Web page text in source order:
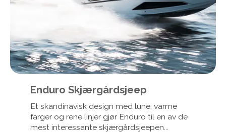
Enduro Skjærgårdsjeep
Et skandinavisk design med lune, varme
farger og rene linjer gjør Enduro til en av de
mest interessante skjærgårdsjeepen...